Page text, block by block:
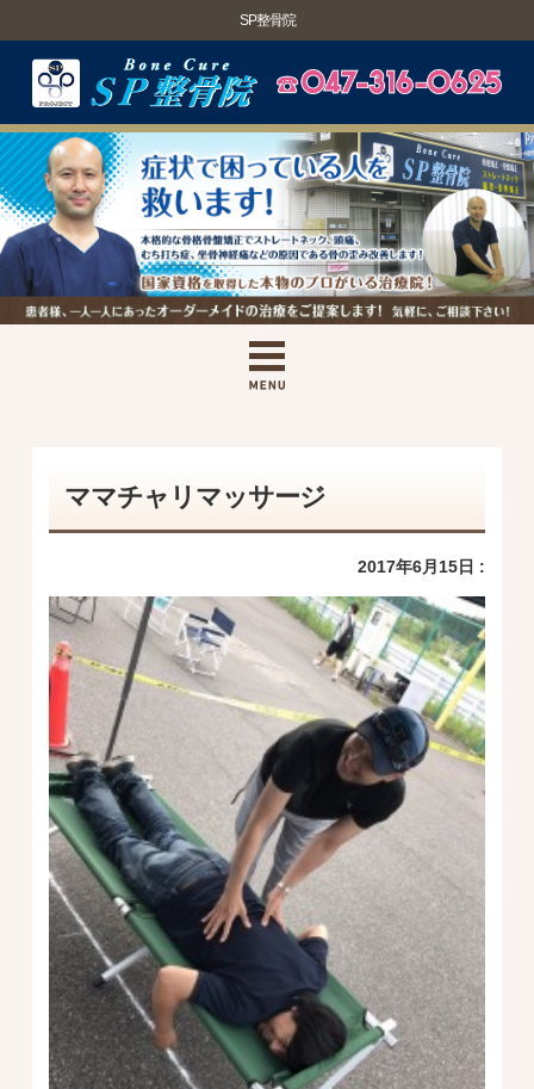
SP整骨院
ママチャリマッサージ
2017年6月15日 :